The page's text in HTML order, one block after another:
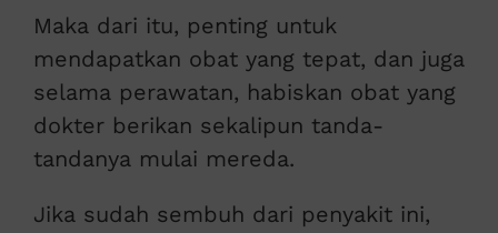
Maka dari itu, penting untuk
mendapatkan obat yang tepat, dan juga
selama perawatan, habiskan obat yang
dokter berikan sekalipun tanda-
tandanya mulai mereda.
Jika sudah sembuh dari penyakit ini,